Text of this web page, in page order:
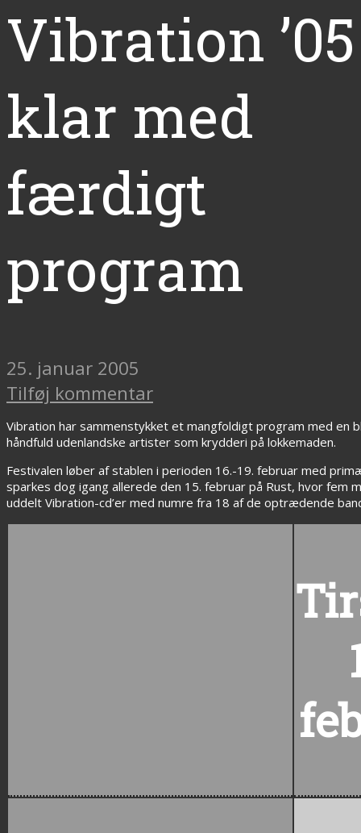
Vibration ’05
klar med
færdigt
program
25. januar 2005
Tilføj kommentar
Vibration har sammenstykket et mangfoldigt program med en
håndfuld udenlandske artister som krydderi på lokkemaden.
Festivalen løber af stablen i perioden 16.-19. februar med
sparkes dog igang allerede den 15. februar på Rust, hvor fem
uddelt Vibration-cd’er med numre fra 18 af de optrædende